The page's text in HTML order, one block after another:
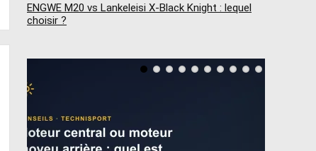
ENGWE M20 vs Lankeleisi X-Black Knight : lequel
choisir ?